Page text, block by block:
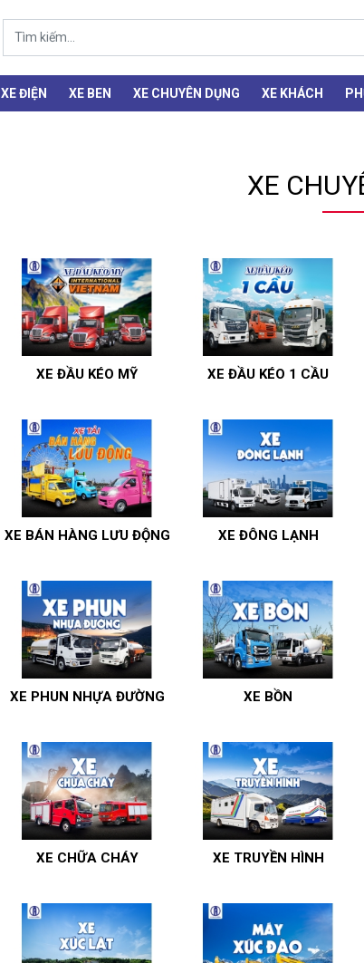
XE ĐIỆN XE BEN XE CHUYÊN DỤNG XE KHÁCH
XE
XE ĐẦU KÉO MỸ XE ĐẦU KÉO 1 CẦU
XE BÁN HÀNG LƯU ĐỘNG XE ĐÔNG LẠNH
XE PHUN NHỰA ĐƯỜNG XE BỒN
XE CHỮA CHÁY XE TRUYỀN HÌNH